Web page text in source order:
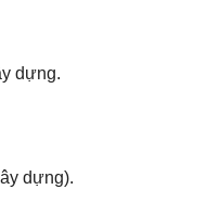
dựng.
dựng).